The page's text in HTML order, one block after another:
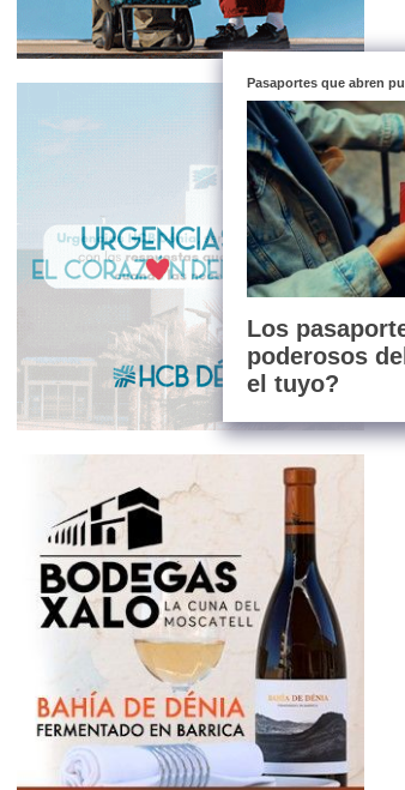
Pasaportes que abren
Los
poderosos
el tuyo?